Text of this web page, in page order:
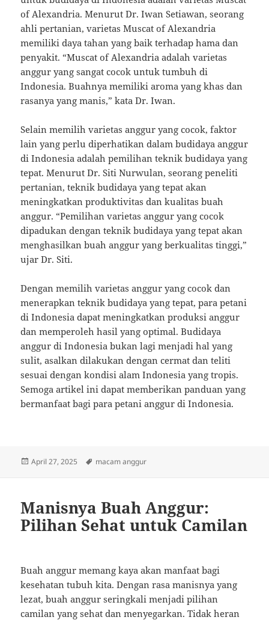
of Alexandria. Menurut Dr. Iwan Setiawan, seorang
ahli pertanian, varietas Muscat of Alexandria
memiliki daya tahan yang baik terhadap hama dan
penyakit. “Muscat of Alexandria adalah varietas
anggur yang sangat cocok untuk tumbuh di
Indonesia. Buahnya memiliki aroma yang khas dan
rasanya yang manis,” kata Dr. Iwan.
Selain memilih varietas anggur yang cocok, faktor
lain yang perlu diperhatikan dalam budidaya anggur
di Indonesia adalah pemilihan teknik budidaya yang
tepat. Menurut Dr. Siti Nurwulan, seorang peneliti
pertanian, teknik budidaya yang tepat akan
meningkatkan produktivitas dan kualitas buah
anggur. “Pemilihan varietas anggur yang cocok
dipadukan dengan teknik budidaya yang tepat akan
menghasilkan buah anggur yang berkualitas tinggi,”
ujar Dr. Siti.
Dengan memilih varietas anggur yang cocok dan
menerapkan teknik budidaya yang tepat, para petani
di Indonesia dapat meningkatkan produksi anggur
dan memperoleh hasil yang optimal. Budidaya
anggur di Indonesia bukan lagi menjadi hal yang
sulit, asalkan dilakukan dengan cermat dan teliti
sesuai dengan kondisi alam Indonesia yang tropis.
Semoga artikel ini dapat memberikan panduan yang
bermanfaat bagi para petani anggur di Indonesia.
Posted
April 27, 2025 Tags
macam anggur
Manisnya Buah Anggur:
Pilihan Sehat untuk Camilan
Buah anggur memang kaya akan manfaat bagi
kesehatan tubuh kita. Dengan rasa manisnya yang
lezat, buah anggur seringkali menjadi pilihan
camilan yang sehat dan menyegarkan. Tidak heran